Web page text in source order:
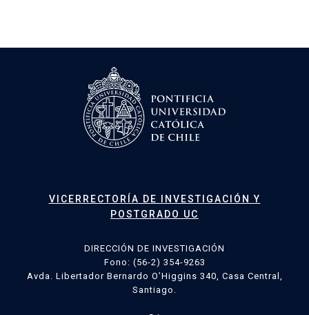
VICERRECTORÍA DE INVESTIGACIÓN Y
POSTGRADO UC
DIRECCIÓN DE INVESTIGACIÓN
Fono: (56-2) 354-9263
Avda. Libertador Bernardo O’Higgins 340, Casa Central,
Santiago.